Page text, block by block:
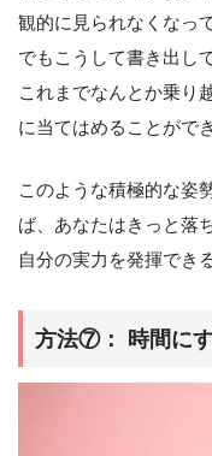
観的に見られなくなっ
でもこうして書き出し
これまでなんとか乗り
に当てはめることがで
このような積極的な姿
ば、あなたはきっと落
自分の実力を発揮でき
方法⑦： 時間に